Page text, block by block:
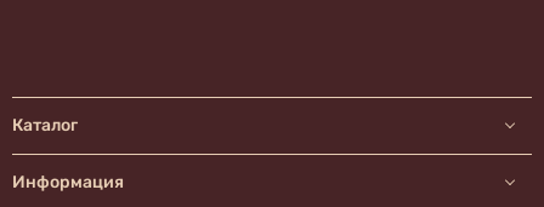
Каталог
Информация